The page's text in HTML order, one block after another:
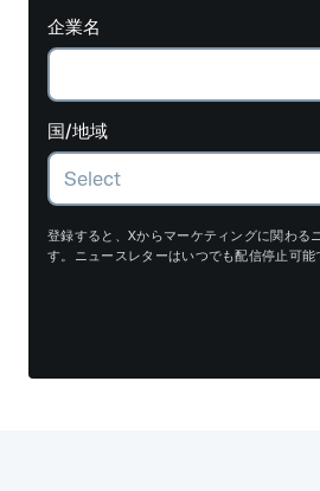
企業名
国/地域
登録すると、Xからマーケティングに関わる
す。ニュースレターはいつでも配信停止可能